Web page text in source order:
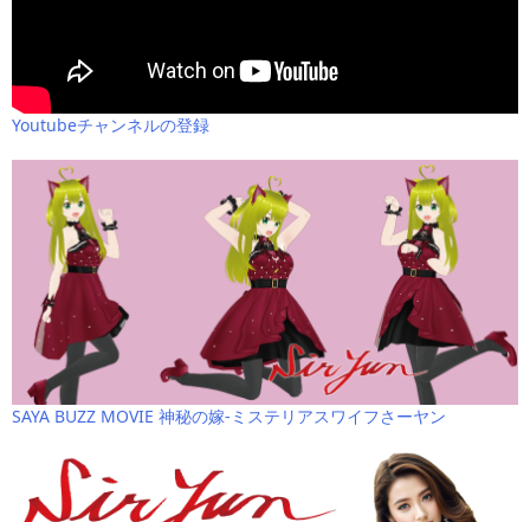
Youtubeチャンネルの登録
SAYA BUZZ MOVIE 神秘の嫁-ミステリアスワイフさーヤン